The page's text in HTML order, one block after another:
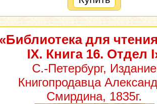
«Библиотека для
IX. Книга 16. Отдел
С.-Петербург, Издание
Книгопродавца
Смирдина, 1835г.